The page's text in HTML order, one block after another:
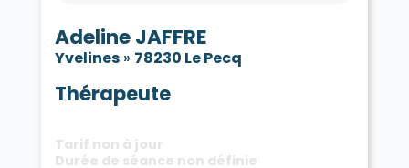
Voisins-le-Bretonneux 78960
Adeline JAFFRE
Yvelines» 78230 Le Pecq
Thérapeute
Tarif non à jour
Durée de séance non définie